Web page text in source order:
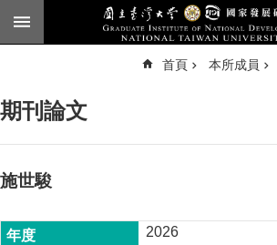
跳到主要內容區塊
臺
頁
公
首頁 本所成員
期刊論文
施世駿
2026